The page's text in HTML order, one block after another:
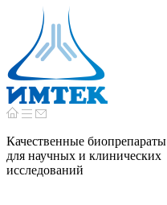
Качественные биопрепараты
для научных и клинических
исследований